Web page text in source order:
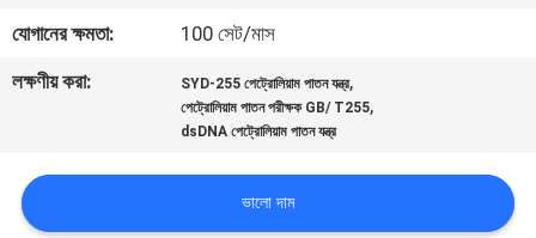
যোগাযোগ
করুন
উদ্ধৃতির
জন্য
যোগানের ক্ষমতা:
100 সেট/মাস
লক্ষণীয় করা:
SYD-255 পেট্রোলিয়াম পাতন যন্ত্র,
পেট্রোলিয়াম পাতন পরীক্ষক GB/ T255,
dsDNA পেট্রোলিয়াম পাতন যন্ত্র
ভালো দাম